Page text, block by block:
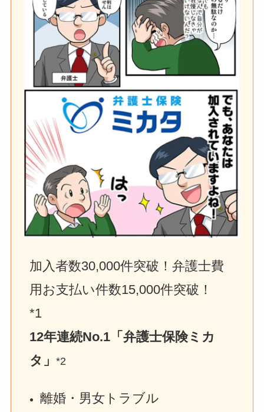
加入者数30,000件突破！弁護士費
用お支払い件数15,000件突破！
*1
12年連続No.1「弁護士保険ミカ
タ」*2
離婚・男女トラブル